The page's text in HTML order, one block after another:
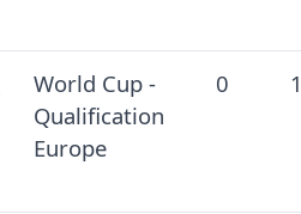
World Cup -
Qualification
Europe
0